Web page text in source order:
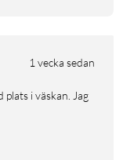
1 vecka sedan